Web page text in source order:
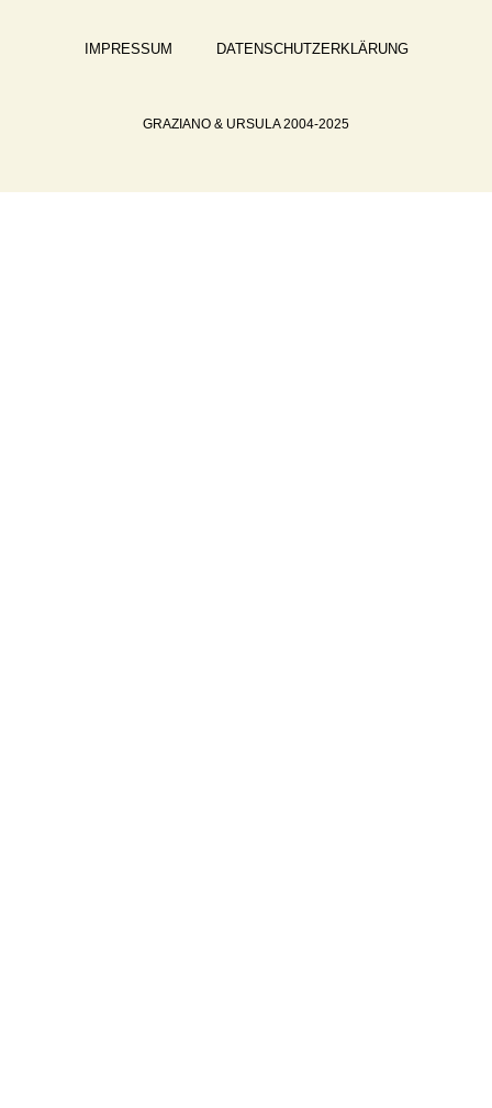
IMPRESSUM DATENSCHUTZERKLÄRUNG
GRAZIANO & URSULA 2004-2025